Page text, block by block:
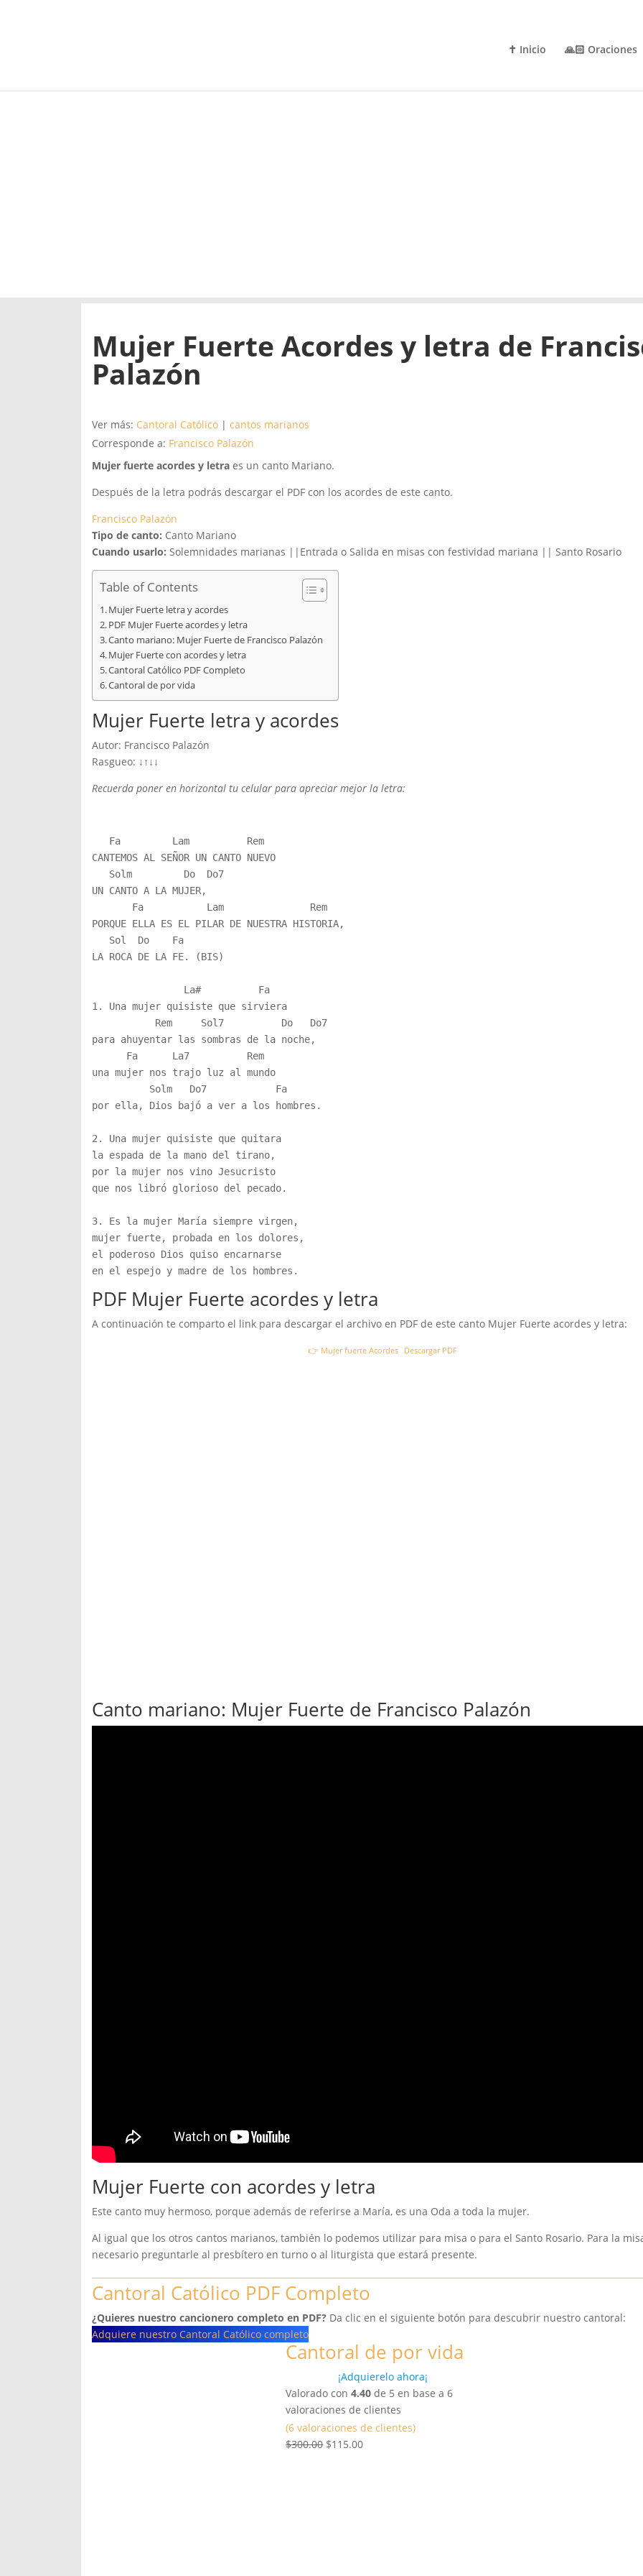
✝️ Inicio 🙏🏻 Oraciones
Mujer Fuerte Acordes y letra de
Palazón
Ver más: Cantoral Católico| cantos marianos
Corresponde a: Francisco Palazón
Mujer fuerte acordes y letraes un canto Mariano.
Después de la letra podrás descargar el PDF con los acordes de este canto.
Francisco Palazón
Tipo de canto: Canto Mariano
Cuando usarlo: Solemnidades marianas ||Entrada o Salida en misas con festividad mariana || Santo Rosario
Table of Contents
Mujer Fuerte letra y acordes
PDF Mujer Fuerte acordes y letra
Canto mariano: Mujer Fuerte de Francisco Palazón
Mujer Fuerte con acordes y letra
Cantoral Católico PDF Completo
Cantoral de por vida
Mujer Fuerte letra y acordes
Autor: Francisco Palazón
Rasgueo: ↓↑↓↓
Recuerda poner en horizontal tu celular para apreciar mejor la letra:
   Fa         Lam          Rem
CANTEMOS AL SEÑOR UN CANTO NUEVO
   Solm         Do  Do7
UN CANTO A LA MUJER,
       Fa           Lam               Rem
PORQUE ELLA ES EL PILAR DE NUESTRA HISTORIA,
   Sol  Do    Fa
LA ROCA DE LA FE. (BIS)
                La#          Fa
1. Una mujer quisiste que sirviera
           Rem     Sol7          Do   Do7
para ahuyentar las sombras de la noche,
      Fa      La7          Rem
una mujer nos trajo luz al mundo
          Solm   Do7            Fa
por ella, Dios bajó a ver a los hombres.
2. Una mujer quisiste que quitara
la espada de la mano del tirano,
por la mujer nos vino Jesucristo
que nos libró glorioso del pecado.
3. Es la mujer María siempre virgen,
mujer fuerte, probada en los dolores,
el poderoso Dios quiso encarnarse
PDF Mujer Fuerte acordes y letra
A continuación te comparto el link para descargar el archivo en PDF de este canto Mujer Fuerte acordes y letra:
👉 Mujer fuerte Acordes Descargar PDF
Canto mariano: Mujer Fuerte de Francisco Palazón
Mujer Fuerte con acordes y letra
Este canto muy hermoso, porque además de referirse a María, es una Oda a toda la mujer.
Al igual que los otros cantos marianos, también lo podemos utilizar para misa o para el Santo Rosario. Para la
necesario preguntarle al presbítero en turno o al liturgista que estará presente.
Cantoral Católico PDF Completo
¿Quieres nuestro cancionero completo en PDF?Da clic en el siguiente botón para descubrir nuestro cantoral:
Adquiere nuestro Cantoral Católico completo
Cantoral de por vida
¡Adquierelo ahora¡
Valorado con4.40 de 5 en base a6
valoraciones de clientes
(6 valoraciones de clientes)
$300.00 E
$115.00E